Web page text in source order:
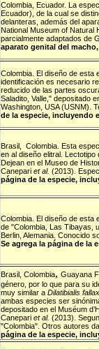
Colombia, Ecuador. La
Ecuador), de la cual se
delanteras, además del
National Museum of Natural
parcialmente adaptados de
aparato genital del
Colombia. El diseño de esta
identificación es necesario
reducido de las partes
Saladito, Valle," depositado
Washington, USA (USNM).
de la especie, incluyendo
Brasil, Colombia. Esta
en al diseño elitral.
Dejean en el Museo de
Canepari et al. (2013).
página de la especie,
Colombia. El diseño de esta
de "Colombia, Las Tibayas,
Berlin, Alemania. Conocido
Se agrega la página de la
Brasil, Colombia, Guayana
género, por lo que para su
muy similar a Dilatibialis fallax
ambas especies ser
depositado en el Muséum
Canepariet al. (2013).
"Colombia". Otros autores
página de la especie,